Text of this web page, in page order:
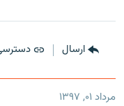
ارسال
مرداد ۰۱, ۱۳۹۷